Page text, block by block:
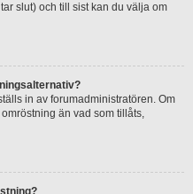
slut) och till sist kan du välja om
in av forumadministratören. Om
än vad som tillåts,